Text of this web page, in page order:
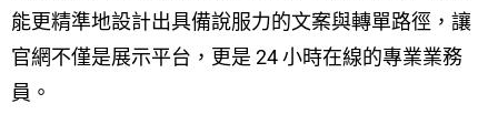
能更精準地設計出具備說服力的文案與轉單路徑，讓
官網不僅是展示平台，更是 24 小時在線的專業業務
員。